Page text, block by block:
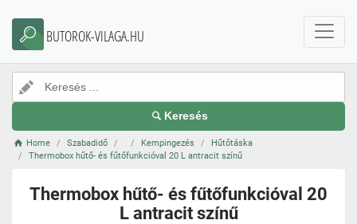
BUTOROK-VILAGA.HU
Keresés
Home Szabadidő Kempingezés
Hűtőtáska
Thermobox hűtő- és fűtőfunkcióval 20 L antracit színű
Thermobox hűtő- és fűtőfunkcióval 20
L antracit színű